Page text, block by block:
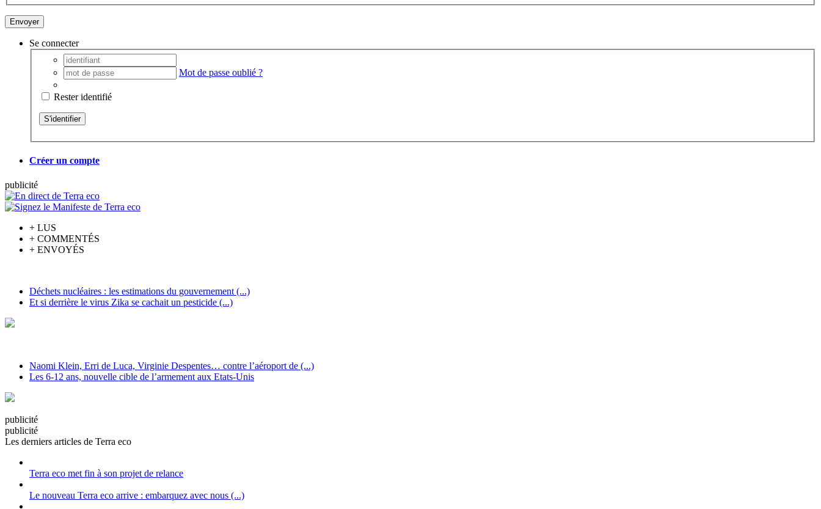
Se connecter
Mot de passe oublié ?
Rester identifié
Créer un compte
publicité
+ LUS
+ COMMENTÉS
+ ENVOYÉS
Déchets nucléaires : les estimations du gouvernement (...)
Et si derrière le virus Zika se cachait un pesticide (...)
Naomi Klein, Erri de Luca, Virginie Despentes… contre l’aéroport de (...)
Les 6-12 ans, nouvelle cible de l’armement aux Etats-Unis
publicité
publicité
Les derniers articles de Terra eco
Terra eco met fin à son projet de relance
Le nouveau Terra eco arrive : embarquez avec nous (...)